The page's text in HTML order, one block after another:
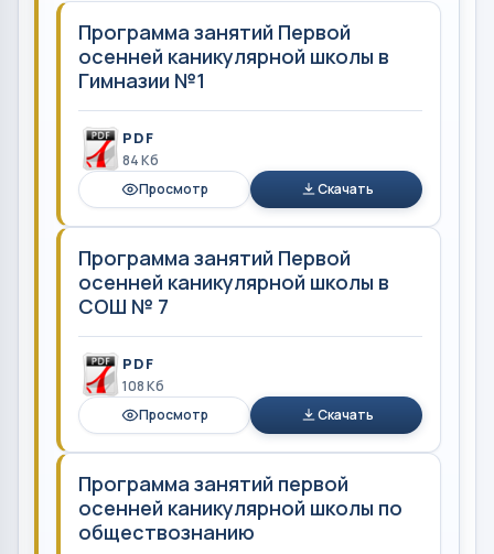
Программа занятий Первой
осенней каникулярной школы в
Гимназии №1
PDF
84 Кб
Просмотр
Скачать
Программа занятий Первой
осенней каникулярной школы в
СОШ № 7
PDF
108 Кб
Просмотр
Скачать
Программа занятий первой
осенней каникулярной школы по
обществознанию